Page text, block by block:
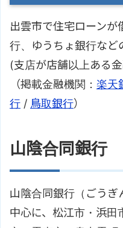
出雲市で住宅ローンが
行、ゆうちょ銀行など
(支店が店舗以上ある
（掲載金融機関： 楽天
行 / 鳥取銀行）
山陰合同銀行
山陰合同銀行（ごうぎ
中心に、松江市・浜田